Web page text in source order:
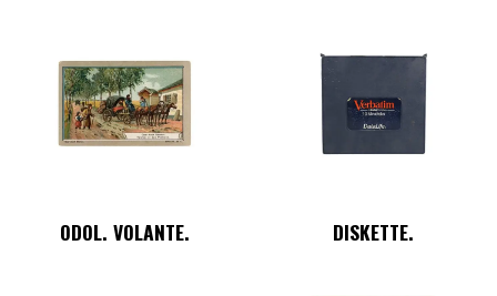
ODOL. VOLANTE. DISKETTE.